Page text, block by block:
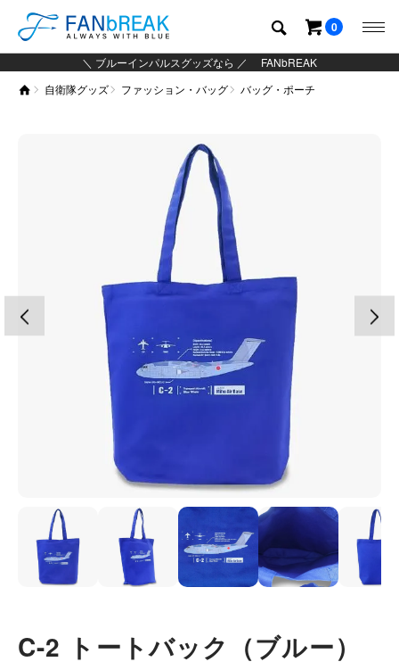
＼ ブルーインパルスグッズなら ／ FANbREAK
0
自衛隊グッズ ファッション・バッグ バッグ・ポーチ
C-2 トートバック（ブルー）